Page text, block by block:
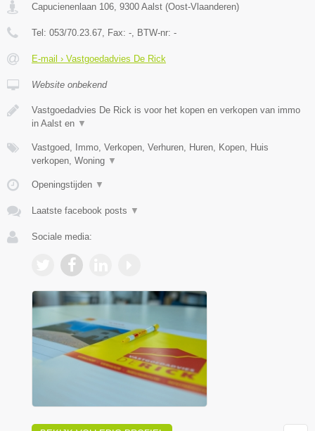
Capucienenlaan 106 9300 Aalst (Oost-Vlaanderen)
Tel: 053/70.23.67 , Fax: - , BTW-nr: -
E-mail › Vastgoedadvies De Rick
Website onbekend
Vastgoedadvies De Rick is voor het kopen en verkopen van immo
in Aalst en ▼
Vastgoed, Immo, Verkopen, Verhuren, Huren, Kopen, Huis
verkopen, Woning ▼
Openingstijden ▼
Laatste facebook posts ▼
Sociale media: